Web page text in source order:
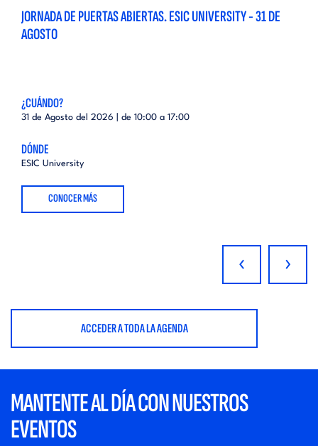
JORNADA DE PUERTAS ABIERTAS. ESIC UNIVERSITY - 31 DE
AGOSTO
¿CUÁNDO?
31 de Agosto del 2026 | de 10:00 a 17:00
DÓNDE
ESIC University
CONOCER MÁS
‹ ›
ACCEDER A TODA LA AGENDA
MANTENTE AL DÍA CON NUESTROS
EVENTOS